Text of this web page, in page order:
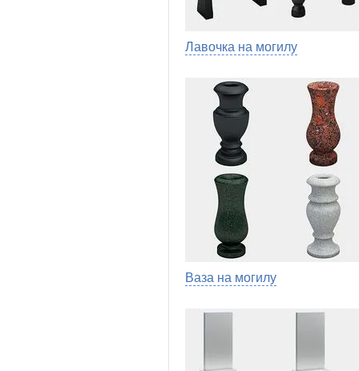
Лавочка на могилу
Ваза на могилу